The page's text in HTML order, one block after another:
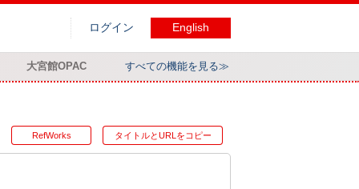
ログイン English
大宮館OPAC すべての機能を見る≫
RefWorks タイトルとURLをコピー